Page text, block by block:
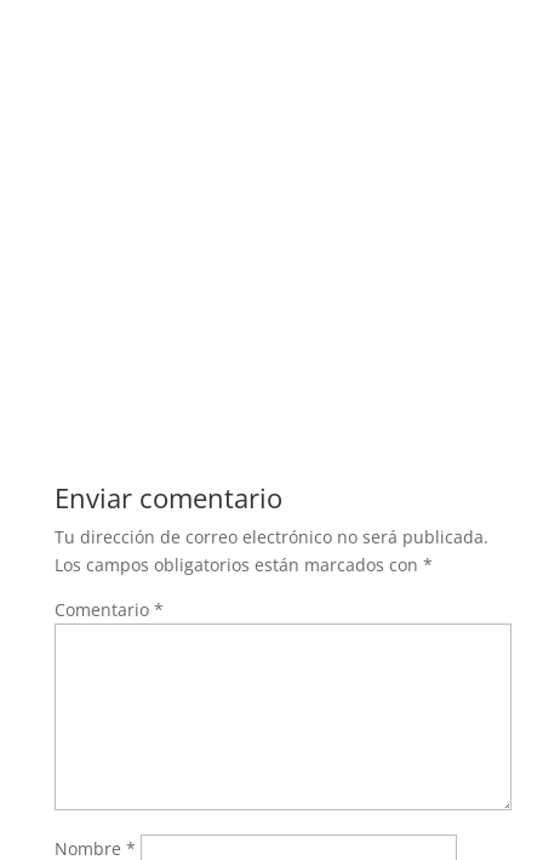
Enviar comentario
Tu dirección de correo electrónico no será publicada.
Los campos obligatorios están marcados con *
Comentario *
Nombre *